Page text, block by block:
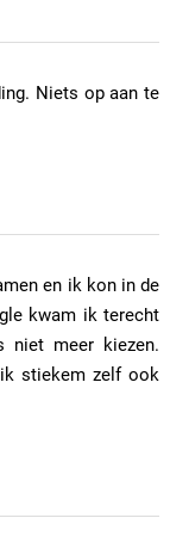
Niets op aan te
en ik kon in de
kwam ik terecht
niet meer kiezen.
stiekem zelf ook